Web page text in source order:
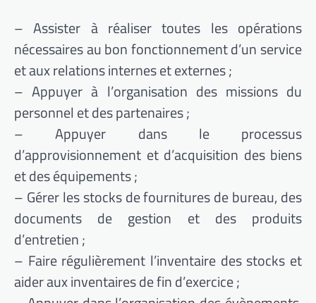
– Assister à réaliser toutes les opérations
nécessaires au bon fonctionnement d’un service
et aux relations internes et externes ;
– Appuyer à l’organisation des missions du
personnel et des partenaires ;
– Appuyer dans le processus
d’approvisionnement et d’acquisition des biens
et des équipements ;
– Gérer les stocks de fournitures de bureau, des
documents de gestion et des produits
d’entretien ;
– Faire régulièrement l’inventaire des stocks et
aider aux inventaires de fin d’exercice ;